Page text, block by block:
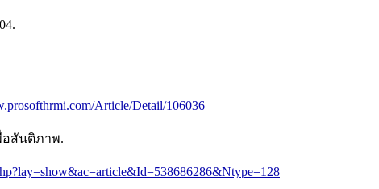
Article/Detail/106036
อสันติภาพ.